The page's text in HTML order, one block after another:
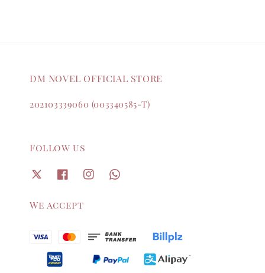
DM NOVEL OFFICIAL STORE
202103339060 (003340585-T)
Follow us
We accept